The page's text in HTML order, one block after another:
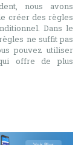
nous avons
créer des règles
Dans le
ne suffit pas
pouvez utiliser
offre de plus